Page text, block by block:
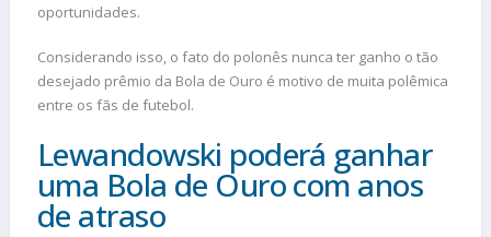
oportunidades.
Considerando isso, o fato do polonês nunca ter ganho o tão
desejado prêmio da Bola de Ouro é motivo de muita polêmica
entre os fãs de futebol.
Lewandowski poderá ganhar
uma Bola de Ouro com anos
de atraso